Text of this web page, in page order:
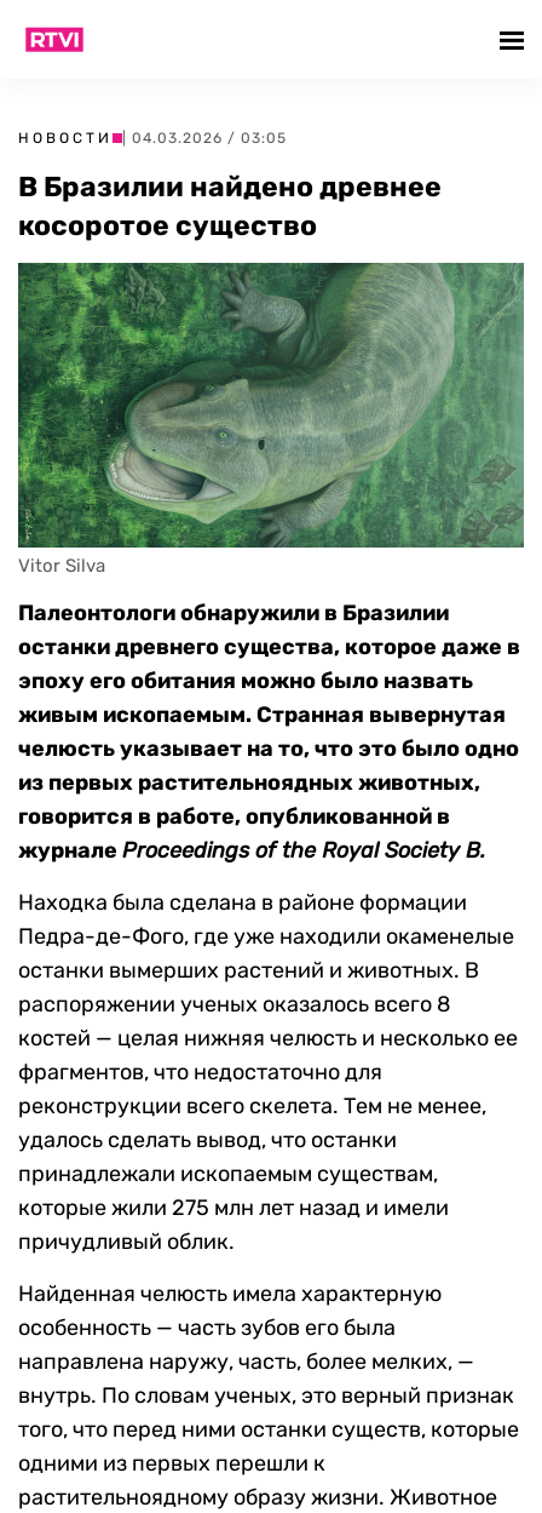
НОВОСТИ | 04.03.2026 / 03:05
В Бразилии найдено древнее
косоротое существо
Vitor Silva
Палеонтологи обнаружили в Бразилии
останки древнего существа, которое даже в
эпоху его обитания можно было назвать
живым ископаемым. Странная вывернутая
челюсть указывает на то, что это было одно
из первых растительноядных животных,
говорится в работе, опубликованной в
журнале Proceedings of the Royal Society B.
Находка была сделана в районе формации
Педра-де-Фого, где уже находили окаменелые
останки вымерших растений и животных. В
распоряжении ученых оказалось всего 8
костей — целая нижняя челюсть и несколько ее
фрагментов, что недостаточно для
реконструкции всего скелета. Тем не менее,
удалось сделать вывод, что останки
принадлежали ископаемым существам,
которые жили 275 млн лет назад и имели
причудливый облик.
Найденная челюсть имела характерную
особенность — часть зубов его была
направлена наружу, часть, более мелких, —
внутрь. По словам ученых, это верный признак
того, что перед ними останки существ, которые
одними из первых перешли к
растительноядному образу жизни. Животное